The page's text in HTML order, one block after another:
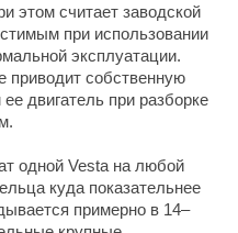
этом считает заводской
при использовании
эксплуатации.
приводит собственную
двигатель при разборке
одной Vesta на любой
куда показательнее
примерно в 14–